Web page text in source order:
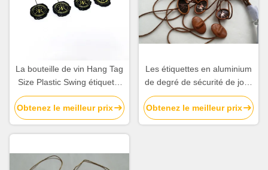
La bouteille de vin Hang Tag
Size Plastic Swing étiquette
des bijoux Hang Tags String
Suppliers de calibre
Obtenez le meilleur prix
Les étiquettes en aluminium
de degré de sécurité de joint
de vêtement bon marché fait
sur commande ficellent Logo
Wholesale imprimé
Obtenez le meilleur prix